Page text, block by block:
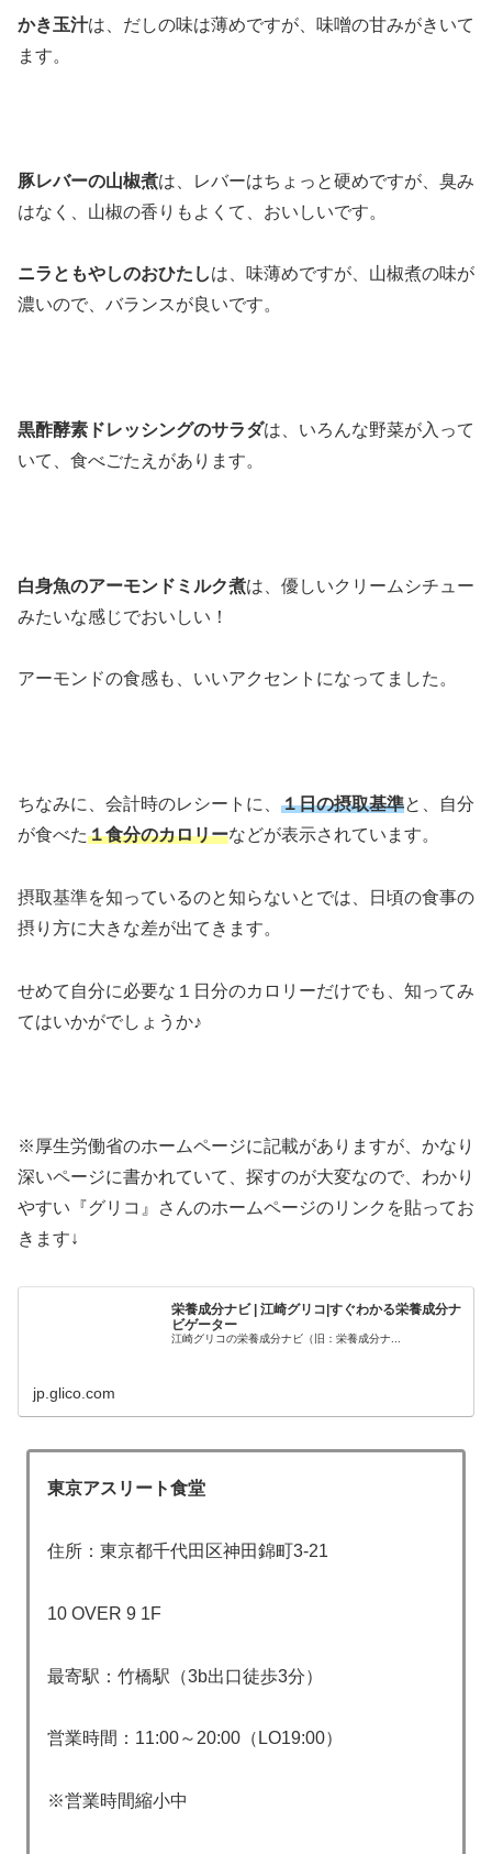
かき玉汁は、だしの味は薄めですが、味噌の甘みがきいて
ます。
豚レバーの山椒煮は、レバーはちょっと硬めですが、臭み
はなく、山椒の香りもよくて、おいしいです。
ニラともやしのおひたしは、味薄めですが、山椒煮の味が
濃いので、バランスが良いです。
黒酢酵素ドレッシングのサラダは、いろんな野菜が入って
いて、食べごたえがあります。
白身魚のアーモンドミルク煮は、優しいクリームシチュー
みたいな感じでおいしい！
アーモンドの食感も、いいアクセントになってました。
ちなみに、会計時のレシートに、 １日の摂取基準と、自分
が食べた１食分のカロリーなどが表示されています。
摂取基準を知っているのと知らないとでは、日頃の食事の
摂り方に大きな差が出てきます。
せめて自分に必要な１日分のカロリーだけでも、知ってみ
てはいかがでしょうか♪
※厚生労働省のホームページに記載がありますが、かなり
深いページに書かれていて、探すのが大変なので、わかり
やすい『グリコ』さんのホームページのリンクを貼ってお
きます↓
栄養成分ナビ | 江崎グリコ|すぐわかる栄養成分ナ
ビゲーター
江崎グリコの栄養成分ナビ（旧：栄養成分ナ...
jp.glico.com
東京アスリート食堂
住所：東京都千代田区神田錦町3-21
10 OVER 9 1F
最寄駅：竹橋駅（3b出口徒歩3分）
営業時間：11:00～20:00（LO19:00）
※営業時間縮小中